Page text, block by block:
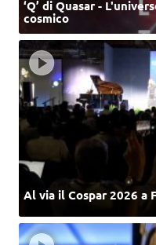
‘Q’ di Quasar -
cosmico
Al via il Cospar 2026 a